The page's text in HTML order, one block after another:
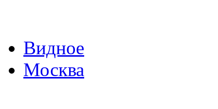
Видное
Москва